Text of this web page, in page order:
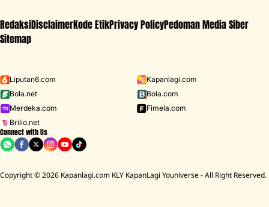
Iklan - Scroll ke bawah untuk melanjutkan
RedaksiDisclaimerKode EtikPrivacy PolicyPedoman Media Siber
Sitemap
Liputan6.com
Kapanlagi.com
Bola.net
Bola.com
Merdeka.com
Fimela.com
Brilio.net
Connect with Us
Copyright © 2026 Kapanlagi.com KLY KapanLagi Youniverse - All Right Reserved.
D ACADEMY 8 Raisa
Home Film Indonesia Pidi Baiq